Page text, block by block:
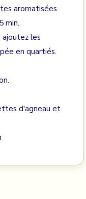
aromatisées.
min.
ajoutez les
en quartiés.
d'agneau et